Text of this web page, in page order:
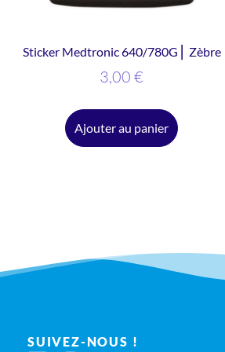
Sticker Medtronic 640/780G ⎜ Zèbre
3,00 €
Ajouter au panier
SUIVEZ-NOUS !